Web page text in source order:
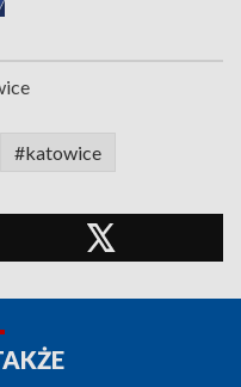
#katowice